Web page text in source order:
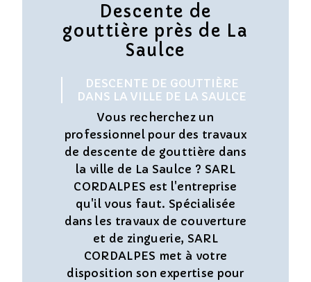
Descente de
gouttière près de La
Saulce
DESCENTE DE GOUTTIÈRE
DANS LA VILLE DE LA SAULCE
Vous recherchez un
professionnel pour des travaux
de descente de gouttière dans
la ville de La Saulce ? SARL
CORDALPES est l'entreprise
qu'il vous faut. Spécialisée
dans les travaux de couverture
et de zinguerie, SARL
CORDALPES met à votre
disposition son expertise pour